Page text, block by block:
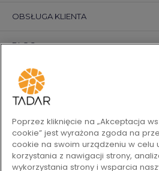
OBSŁUGA KLIENTA
BLOG
KONTAKT
Poprzez kliknięcie na „Akceptacja
cookie” jest wyrażona zgoda na
cookie na swoim urządzeniu w celu
korzystania z nawigacji strony,
wykorzystania strony i wsparcia